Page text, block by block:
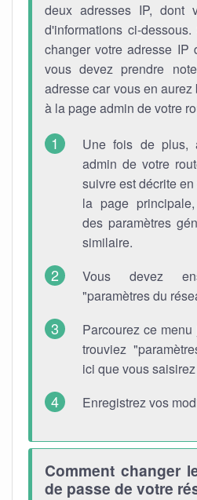
deux adresses IP, dont
d'informations ci-
changer votre adresse IP
vous devez prendre
adresse car vous en
à la page admin de votre
Une fois de plus,
admin de votre
suivre est décrite
la page
des paramètres
similaire.
Vous devez
"paramètres du
Parcourez ce
trouviez
ici que vous
Enregistrez vos
Comment changer
de passe de votre